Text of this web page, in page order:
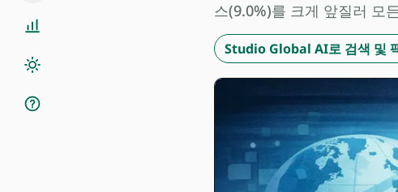
스(9.0%)를 크게 앞질러 모
Studio Global AI로 검색 및